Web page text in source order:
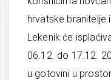
hrvatske branitelje
Lekenik će
06.12. do 17.12.
u gotovini u